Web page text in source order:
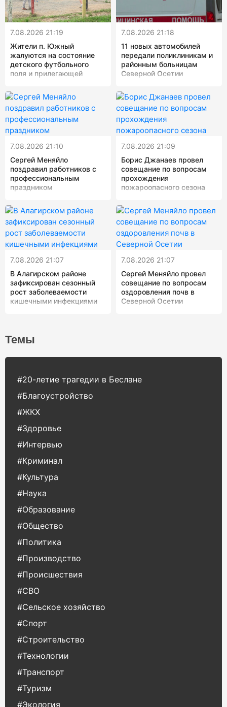
7.08.2026 21:19
Жители п. Южный
жалуются на состояние
детского футбольного
поля и прилегающей
7.08.2026 21:18
11 новых автомобилей
передали поликлиникам и
районным больницам
Северной Осетии
7.08.2026 21:10
Сергей Меняйло
поздравил работников с
профессиональным
праздником
7.08.2026 21:09
Борис Джанаев провел
совещание по вопросам
прохождения
пожароопасного сезона
7.08.2026 21:07
В Алагирском районе
зафиксирован сезонный
рост заболеваемости
кишечными инфекциями
7.08.2026 21:07
Сергей Меняйло провел
совещание по вопросам
оздоровления почв в
Северной Осетии
Темы
#20-летие трагедии в Беслане
#Благоустройство
#ЖКХ
#Здоровье
#Интервью
#Криминал
#Культура
#Наука
#Образование
#Общество
#Политика
#Производство
#Происшествия
#СВО
#Сельское хозяйство
#Спорт
#Строительство
#Технологии
#Транспорт
#Туризм
#Экология